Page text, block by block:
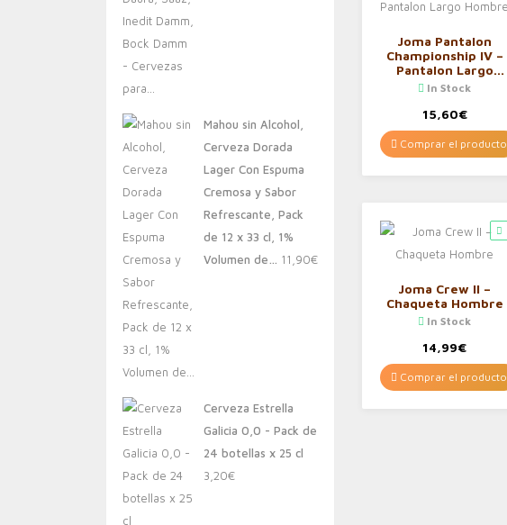
Mahou sin Alcohol,
Cerveza Dorada
Lager Con Espuma
Cremosa y Sabor
Refrescante, Pack
de 12 x 33 cl, 1%
Volumen de… 11,90€
Cerveza Estrella
Galicia 0,0 - Pack de
24 botellas x 25 cl
3,20€
Joma Pantalon
Championship IV –
Pantalon Largo
Hombre
In Stock
15,60€
Comprar el producto
Joma Crew II –
Chaqueta Hombre
In Stock
14,99€
Comprar el producto